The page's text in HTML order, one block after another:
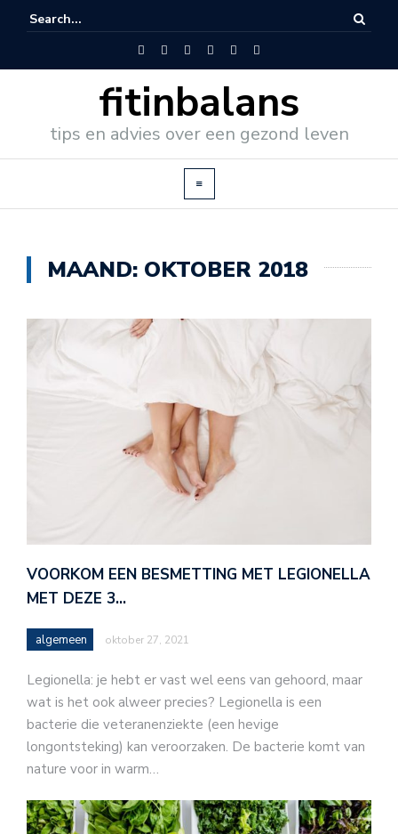
fitinbalans
tips en advies over een gezond leven
MAAND: OKTOBER 2018
VOORKOM EEN BESMETTING MET LEGIONELLA
MET DEZE 3…
algemeen oktober 27, 2021
Legionella: je hebt er vast wel eens van gehoord, maar
wat is het ook alweer precies? Legionella is een
bacterie die veteranenziekte (een hevige
longontsteking) kan veroorzaken. De bacterie komt van
nature voor in warm…